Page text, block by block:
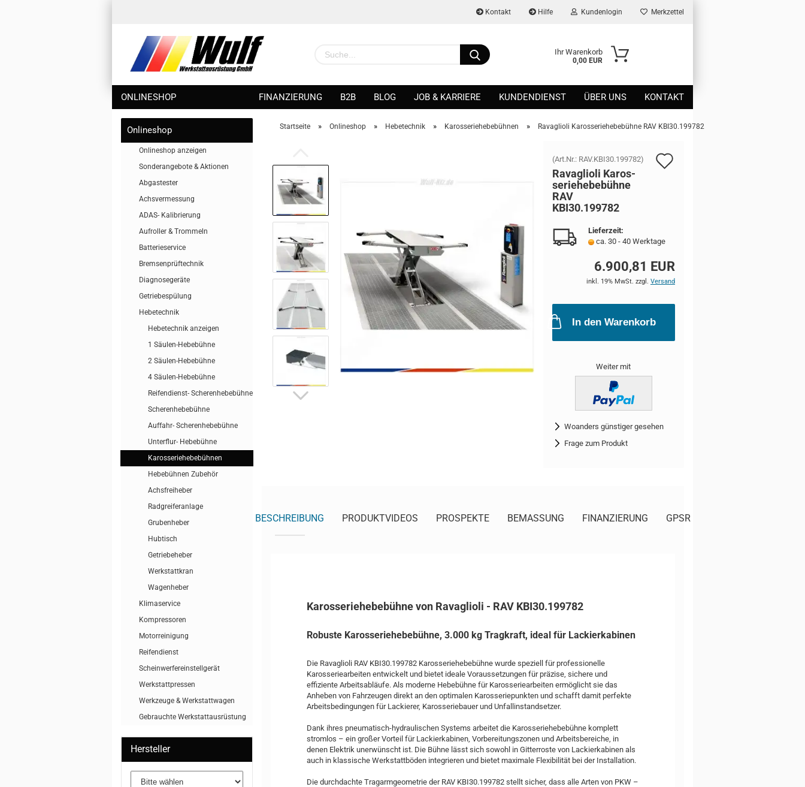
Kontakt Hilfe Kundenlogin Merkzettel
Ihr Warenkorb
0,00 EUR
ONLINESHOP FINANZIERUNG B2B BLOG JOB & KARRIERE KUNDENDIENST ÜBER UNS KONTAKT
Startseite » Onlineshop » Hebetechnik » Karosseriehebebühnen » Ravaglioli Karosseriehebebühne RAV KBI30.199782
(Art.Nr.: RAV.KBI30.199782)
Ra­vaglio­li Ka­ros­
se­rie­he­be­büh­ne
RAV
KBI30.199782
Lieferzeit:
ca. 30 - 40 Werktage
6.900,81 EUR
inkl. 19% MwSt. zzgl. Versand
In den Warenkorb
Weiter mit
Woanders günstiger gesehen
Frage zum Produkt
BESCHREIBUNG PRODUKTVIDEOS PROSPEKTE BEMASSUNG FINANZIERUNG GPSR
Karosseriehebebühne von Ravaglioli - RAV KBI30.199782
Robuste Karosseriehebebühne, 3.000 kg Tragkraft, ideal für Lackierkabinen
Die Ravaglioli RAV KBI30.199782 Karosseriehebebühne wurde speziell für professionelle
Karosseriearbeiten entwickelt und bietet ideale Voraussetzungen für präzise, sichere und
effiziente Arbeitsabläufe. Als moderne Hebebühne für Karosseriearbeiten ermöglicht sie das
Anheben von Fahrzeugen direkt an den optimalen Karosseriepunkten und schafft damit perfekte
Arbeitsbedingungen für Lackierer, Karosseriebauer und Unfallinstandsetzer.
Dank ihres pneumatisch-hydraulischen Systems arbeitet die Karosseriehebebühne komplett
stromlos – ein großer Vorteil für Lackierkabinen, Vorbereitungszonen und Arbeitsbereiche, in
denen Elektrik unerwünscht ist. Die Bühne lässt sich sowohl in Gitterroste von Lackierkabinen als
auch in klassische Werkstattböden integrieren und bietet maximale Flexibilität bei der Installation.
Die durchdachte Tragarmgeometrie der RAV KBI30.199782 stellt sicher, dass alle Arten von PKW –
Onlineshop
Onlineshop anzeigen
Sonderangebote & Aktionen
Abgastester
Achsvermessung
ADAS- Kalibrierung
Aufroller & Trommeln
Batterieservice
Bremsenprüftechnik
Diagnosegeräte
Getriebespülung
Hebetechnik
Hebetechnik anzeigen
1 Säulen-Hebebühne
2 Säulen-Hebebühne
4 Säulen-Hebebühne
Reifendienst- Scherenhebebühne
Scherenhebebühne
Auffahr- Scherenhebebühne
Unterflur- Hebebühne
Karosseriehebebühnen
Hebebühnen Zubehör
Achsfreiheber
Radgreiferanlage
Grubenheber
Hubtisch
Getriebeheber
Werkstattkran
Wagenheber
Klimaservice
Kompressoren
Motorreinigung
Reifendienst
Scheinwerfereinstellgerät
Werkstattpressen
Werkzeuge & Werkstattwagen
Gebrauchte Werkstattausrüstung
Hersteller